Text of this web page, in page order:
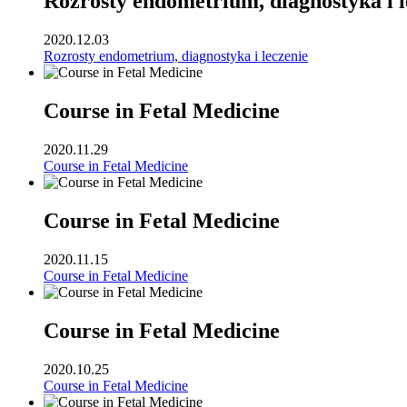
2020.12.03
Rozrosty endometrium, diagnostyka i leczenie
Course in Fetal Medicine
2020.11.29
Course in Fetal Medicine
Course in Fetal Medicine
2020.11.15
Course in Fetal Medicine
Course in Fetal Medicine
2020.10.25
Course in Fetal Medicine